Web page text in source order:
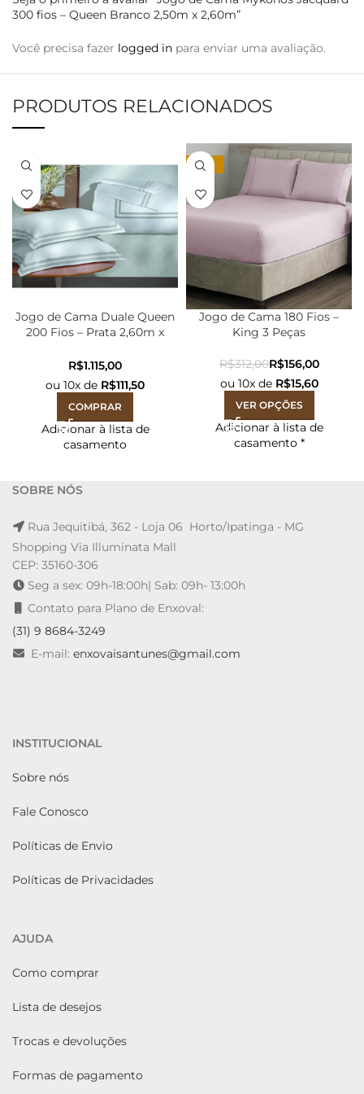
300 fios – Queen Branco 2,50m x 2,60m”
Você precisa fazer logged in para enviar uma avaliação.
PRODUTOS RELACIONADOS
Jogo de Cama Duale Queen
200 Fios – Prata 2,60m x
R$
ou 10x de R$111,50
COMPRAR
Adicionar à lista de
casamento
-50%
Jogo de Cama 180 Fios –
King 3 Peças
R$312,00R$156,00
ou 10x de R$15,60
VER OPÇÕES
Adicionar à lista de
casamento*
SOBRE NÓS
Rua Jequitibá, 362 - Loja 06 Horto/Ipatinga - MG
Shopping Via Illuminata Mall
CEP: 35160-306
Seg a sex: 09h-18:00h| Sab: 09h- 13:00h
Contato para Plano de Enxoval:
(31) 9 8684-3249
E-mail: enxovaisantunes@gmail.com
INSTITUCIONAL
Sobre nós
Fale Conosco
Políticas de Envio
Políticas de Privacidades
AJUDA
Como comprar
Lista de desejos
Trocas e devoluções
Formas de pagamento